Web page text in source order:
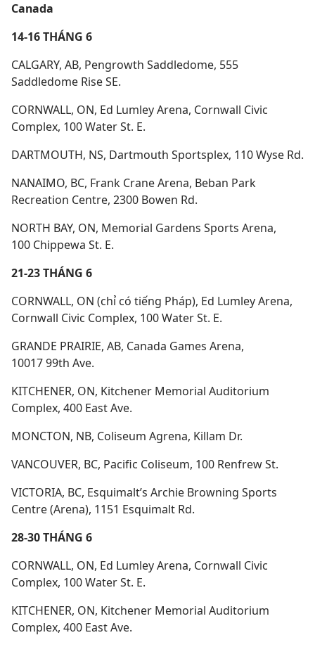
Canada
14-16 THÁNG 6
CALGARY, AB, Pengrowth Saddledome, 555
Saddledome Rise SE.
CORNWALL, ON, Ed Lumley Arena, Cornwall Civic
Complex, 100 Water St. E.
DARTMOUTH, NS, Dartmouth Sportsplex, 110 Wyse Rd.
NANAIMO, BC, Frank Crane Arena, Beban Park
Recreation Centre, 2300 Bowen Rd.
NORTH BAY, ON, Memorial Gardens Sports Arena,
100 Chippewa St. E.
21-23 THÁNG 6
CORNWALL, ON (chỉ có tiếng Pháp), Ed Lumley Arena,
Cornwall Civic Complex, 100 Water St. E.
GRANDE PRAIRIE, AB, Canada Games Arena,
10017 99th Ave.
KITCHENER, ON, Kitchener Memorial Auditorium
Complex, 400 East Ave.
MONCTON, NB, Coliseum Agrena, Killam Dr.
VANCOUVER, BC, Pacific Coliseum, 100 Renfrew St.
VICTORIA, BC, Esquimalt’s Archie Browning Sports
Centre (Arena), 1151 Esquimalt Rd.
28-30 THÁNG 6
CORNWALL, ON, Ed Lumley Arena, Cornwall Civic
Complex, 100 Water St. E.
KITCHENER, ON, Kitchener Memorial Auditorium
Complex, 400 East Ave.